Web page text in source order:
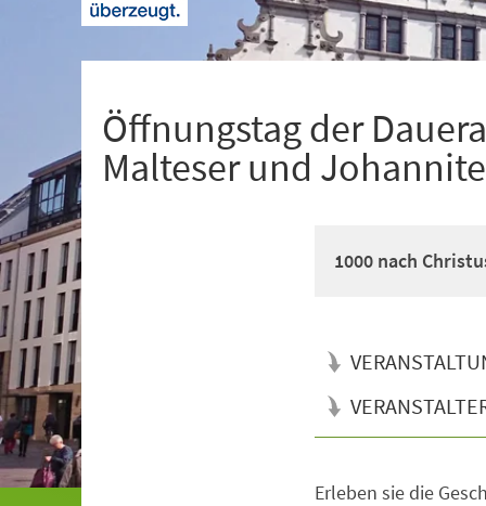
Öffnungstag der
Malteser und
1000 nach
Erleben sie die